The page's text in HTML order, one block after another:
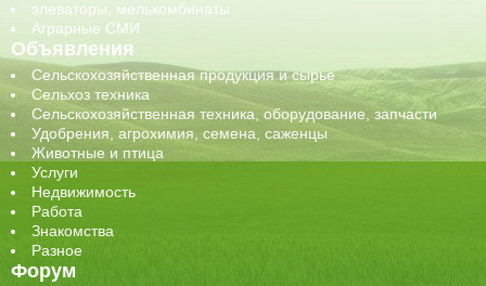
элеваторы, мелькомбинаты
Аграрные СМИ
Объявления
Сельскохозяйственная продукция и сырье
Сельхоз техника
Сельскохозяйственная техника, оборудование, запчасти
Удобрения, агрохимия, семена, саженцы
Животные и птица
Услуги
Недвижимость
Работа
Знакомства
Разное
Форум